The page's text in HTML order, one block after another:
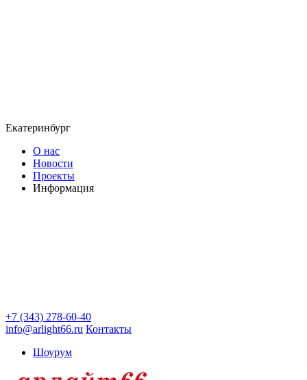
Екатеринбург
О нас
Новости
Проекты
Информация
+7 (343) 278-60-40
info@arlight66.ru Контакты
Шоурум